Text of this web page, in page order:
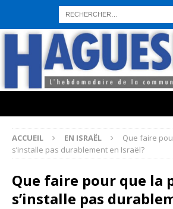
sohbet hattı numarası seks hattı numara
sohbet hattı numaralar seks hattı numaralar"
numaraları sohbet hattı sex hattı telefonda
sohbet hattı canlı sohbet hatları
sex sohbet hattı numaraları
yeni casino siteleri
ACCUEIL EN ISRAËL
Que faire
s’installe pas durablement en Israël?
Que faire pour que la
s’installe pas